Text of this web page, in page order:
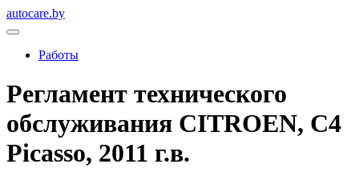
autocare.by
Работы
Регламент технического
обслуживания CITROEN, C4
Picasso, 2011 г.в.